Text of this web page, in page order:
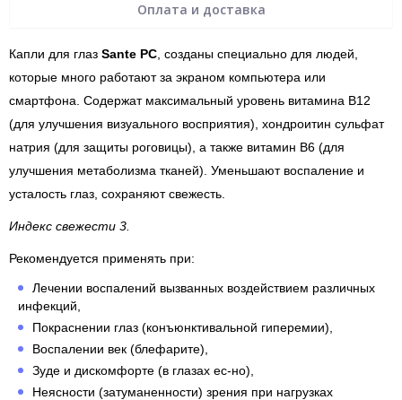
Оплата и доставка
Капли для глаз Sante PC , созданы специально для людей,
которые много работают за экраном компьютера или
смартфона. Содержат максимальный уровень витамина В12
(для улучшения визуального восприятия), хондроитин сульфат
натрия (для защиты роговицы), а также витамин В6 (для
улучшения метаболизма тканей). Уменьшают воспаление и
усталость глаз, сохраняют свежесть.
Индекс свежести 3.
Рекомендуется применять при:
Лечении воспалений вызванных воздействием различных
инфекций,
Покраснении глаз (конъюнктивальной гиперемии),
Воспалении век (блефарите),
Зуде и дискомфорте (в глазах ес-но),
Неясности (затуманенности) зрения при нагрузках